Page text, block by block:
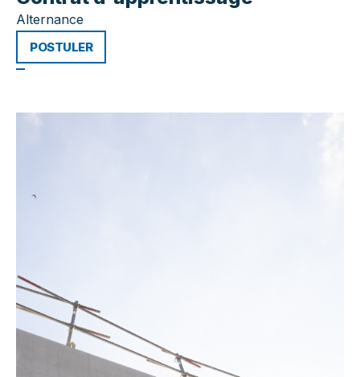
Alternance
POSTULER